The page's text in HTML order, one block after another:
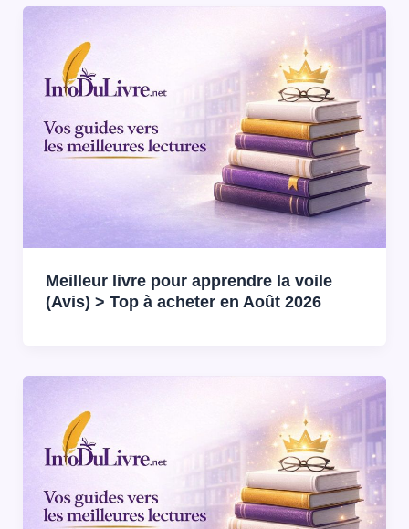
Meilleur livre pour apprendre la voile
(Avis) > Top à acheter en Août 2026